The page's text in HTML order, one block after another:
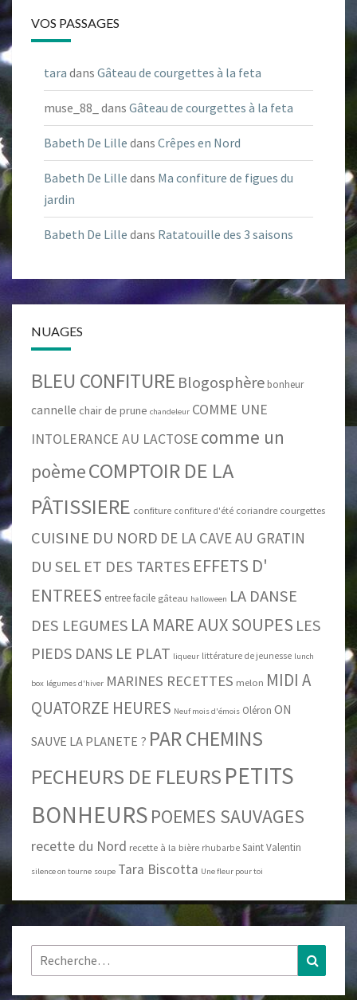
VOS PASSAGES
tara dans Gâteau de courgettes à la feta
muse_88_ dans Gâteau de courgettes à la feta
Babeth De Lille dans Crêpes en Nord
Babeth De Lille dans Ma confiture de figues du
jardin
Babeth De Lille dans Ratatouille des 3 saisons
NUAGES
BLEU CONFITURE Blogosphère bonheur
cannelle chair de prune chandeleur COMME UNE
INTOLERANCE AU LACTOSE comme un
poèmeCOMPTOIR DE LA
PÂTISSIERE confiture confiture d'été coriandre courgettes
CUISINE DU NORD DE LA CAVE AU GRATIN
DU SEL ET DES TARTES EFFETS D'
ENTREES entree facile gâteau halloween LA DANSE
DES LEGUMES LA MARE AUX SOUPES LES
PIEDS DANS LE PLAT liqueur littérature de jeunesse lunch
box légumes d'hiver MARINES RECETTES melon MIDI A
QUATORZE HEURES Neuf mois d'émois Oléron ON
SAUVE LA PLANETE ? PAR CHEMINS
PECHEURS DE FLEURS PETITS
BONHEURS POEMES SAUVAGES
recette du Nord recette à la bière rhubarbe Saint Valentin
silence on tourne soupe Tara Biscotta Une fleur pour toi
Rechercher :